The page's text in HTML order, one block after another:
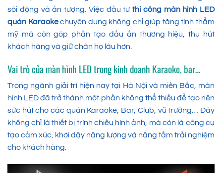
sôi động và ấn tượng. Việc đầu tư thi công màn hình LED
quán Karaokechuyên dụng không chỉ giúp tăng tính thẩm
mỹ mà còn góp phần tạo dấu ấn thương hiệu, thu hút
khách hàng và giữ chân họ lâu hơn.
Vai trò của màn hình LED trong kinh doanh Karaoke, bar…
Trong ngành giải trí hiện nay tại Hà Nội và miền Bắc, màn
hình LED đã trở thành một phần không thể thiếu để tạo nên
sức hút cho các quán Karaoke, Bar, Club, vũ trường… Đây
không chỉ là thiết bị trình chiếu hình ảnh, mà còn là công cụ
tạo cảm xúc, khơi dậy năng lượng và nâng tầm trải nghiệm
cho khách hàng.